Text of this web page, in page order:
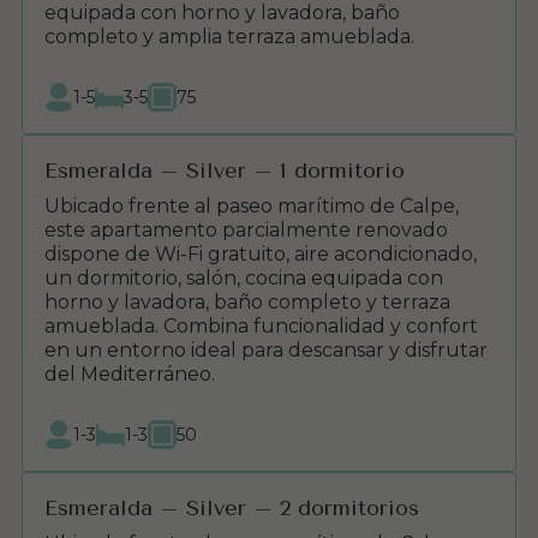
equipada con horno y lavadora, baño
completo y amplia terraza amueblada.
1-5 3-5 75
Esmeralda – Silver – 1 dormitorio
Ubicado frente al paseo marítimo de Calpe,
este apartamento parcialmente renovado
dispone de Wi-Fi gratuito, aire acondicionado,
un dormitorio, salón, cocina equipada con
horno y lavadora, baño completo y terraza
amueblada. Combina funcionalidad y confort
en un entorno ideal para descansar y disfrutar
del Mediterráneo.
1-3 1-3 50
Esmeralda – Silver – 2 dormitorios